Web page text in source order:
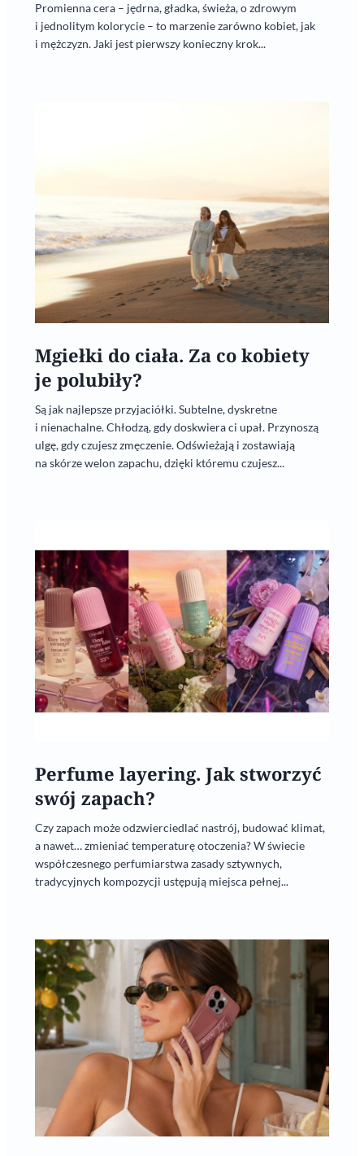
Promienna cera – jędrna, gładka, świeża, o zdrowym
i jednolitym kolorycie – to marzenie zarówno kobiet, jak
i mężczyzn. Jaki jest pierwszy konieczny krok...
Mgiełki do ciała. Za co kobiety
je polubiły?
Są jak najlepsze przyjaciółki. Subtelne, dyskretne
i nienachalne. Chłodzą, gdy doskwiera ci upał. Przynoszą
ulgę, gdy czujesz zmęczenie. Odświeżają i zostawiają
na skórze welon zapachu, dzięki któremu czujesz...
Perfume layering. Jak stworzyć
swój zapach?
Czy zapach może odzwierciedlać nastrój, budować klimat,
a nawet… zmieniać temperaturę otoczenia? W świecie
współczesnego perfumiarstwa zasady sztywnych,
tradycyjnych kompozycji ustępują miejsca pełnej...